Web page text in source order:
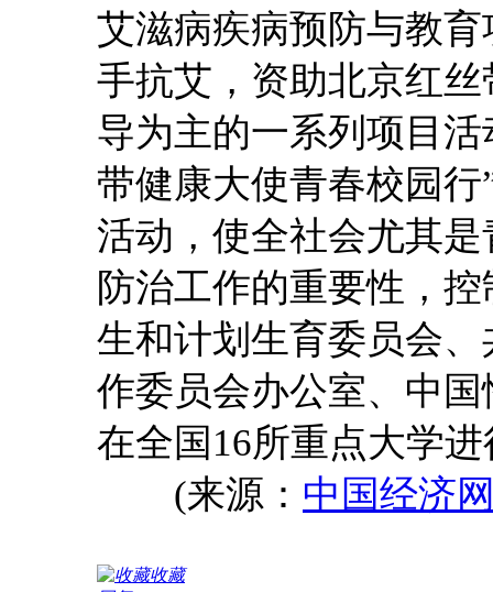
艾滋病疾病预防与教
手抗艾，资助北京红
导为主的一系列项目
带健康大使青春校园
活动，使全社会尤其
防治工作的重要性，
生和计划生育委员会
作委员会办公室、中
在全国16所重点大学
(来源： 中国经济
收藏